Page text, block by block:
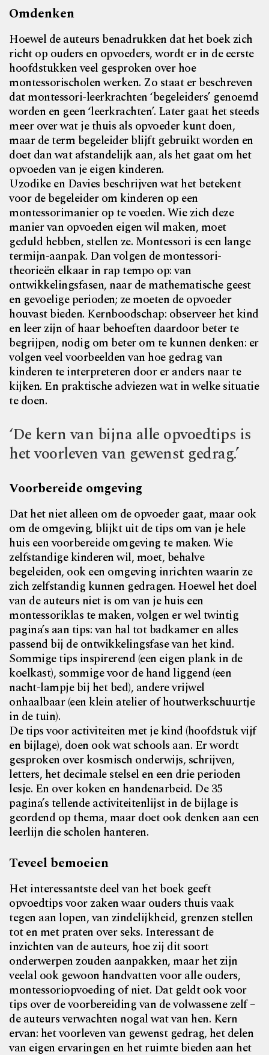
Omdenken
Hoewel de auteurs benadrukken dat het boek zich
richt op ouders en opvoeders, wordt er in de eerste
hoofdstukken veel gesproken over hoe
montessorischolen werken. Zo staat er beschreven
dat montessori-leerkrachten ‘begeleiders’ genoemd
worden en geen ‘leerkrachten’. Later gaat het steeds
meer over wat je thuis als opvoeder kunt doen,
maar de term begeleider blijft gebruikt worden en
doet dan wat afstandelijk aan, als het gaat om het
opvoeden van je eigen kinderen.
Uzodike en Davies beschrijven wat het betekent
voor de begeleider om kinderen op een
montessorimanier op te voeden. Wie zich deze
manier van opvoeden eigen wil maken, moet
geduld hebben, stellen ze. Montessori is een lange
termijn-aanpak. Dan volgen de montessori-
theorieën elkaar in rap tempo op: van
ontwikkelingsfasen, naar de mathematische geest
en gevoelige perioden; ze moeten de opvoeder
houvast bieden. Kernboodschap: observeer het kind
en leer zijn of haar behoeften daardoor beter te
begrijpen, nodig om beter om te kunnen denken: er
volgen veel voorbeelden van hoe gedrag van
kinderen te interpreteren door er anders naar te
kijken. En praktische adviezen wat in welke situatie
te doen.
‘De kern van bijna alle opvoedtips is
het voorleven van gewenst gedrag.’
Voorbereide omgeving
Dat het niet alleen om de opvoeder gaat, maar ook
om de omgeving, blijkt uit de tips om van je hele
huis een voorbereide omgeving te maken. Wie
zelfstandige kinderen wil, moet, behalve
begeleiden, ook een omgeving inrichten waarin ze
zich zelfstandig kunnen gedragen. Hoewel het doel
van de auteurs niet is om van je huis een
montessoriklas te maken, volgen er wel twintig
pagina’s aan tips: van hal tot badkamer en alles
passend bij de ontwikkelingsfase van het kind.
Sommige tips inspirerend (een eigen plank in de
koelkast), sommige voor de hand liggend (een
nacht-lampje bij het bed), andere vrijwel
onhaalbaar (een klein atelier of houtwerkschuurtje
in de tuin).
De tips voor activiteiten met je kind (hoofdstuk vijf
en bijlage), doen ook wat schools aan. Er wordt
gesproken over kosmisch onderwijs, schrijven,
letters, het decimale stelsel en een drie perioden
lesje. En over koken en handenarbeid. De 35
pagina’s tellende activiteitenlijst in de bijlage is
geordend op thema, maar doet ook denken aan een
leerlijn die scholen hanteren.
Teveel bemoeien
Het interessantste deel van het boek geeft
opvoedtips voor zaken waar ouders thuis vaak
tegen aan lopen, van zindelijkheid, grenzen stellen
tot en met praten over seks. Interessant de
inzichten van de auteurs, hoe zij dit soort
onderwerpen zouden aanpakken, maar het zijn
veelal ook gewoon handvatten voor alle ouders,
montessoriopvoeding of niet. Dat geldt ook voor
tips over de voorbereiding van de volwassene zelf –
de auteurs verwachten nogal wat van hen. Kern
ervan: het voorleven van gewenst gedrag, het delen
van eigen ervaringen en het ruimte bieden aan het